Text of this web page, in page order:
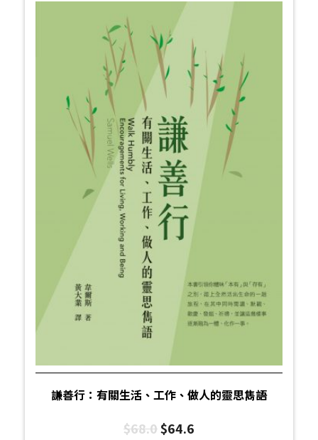
謙善行：有關生活、工作、做人的靈思雋語
$68.0$64.6